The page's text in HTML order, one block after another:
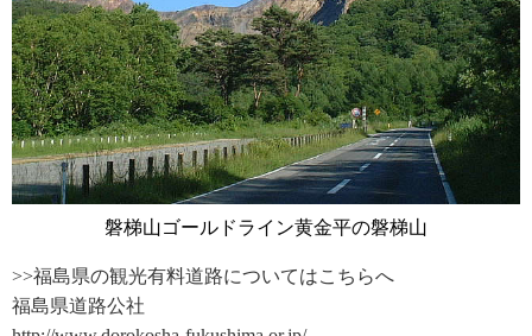
磐梯山ゴールドライン黄金平の磐梯山
>>福島県の観光有料道路についてはこちらへ
福島県道路公社